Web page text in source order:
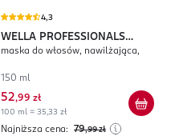
4,3
WELLA PROFESSIONALS
Invigo Nutri Enrich
maska do włosów, nawilżająca,
150 ml
52,99 zł
100 ml = 35,33 zł
Najniższa cena: 79,99 zł